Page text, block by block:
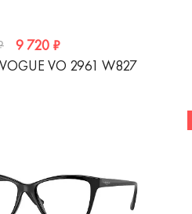
9 720 ₽
VO 2961 W827